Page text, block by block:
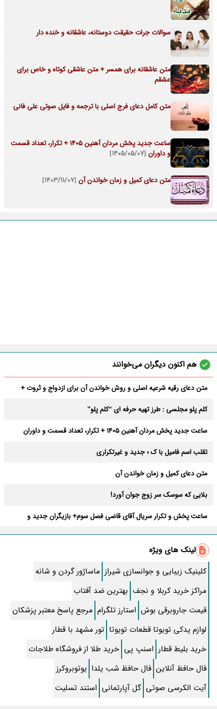
سوالات جرات حقیقت دوستانه، عاشقانه و خنده دار
متن عاشقانه برای همسر + متن عاشقی کوتاه و خاص برای
عشقم
متن کامل دعای فرج اصلی با ترجمه و فایل صوتی علی فانی
ساعت جدید پخش مردان آهنین 1405 + تکرار، تعداد قسمت
و داوران [۱۴۰۵/۰۵/۰۷]
متن دعای کمیل و زمان خواندن آن [۱۴۰۳/۱۱/۰۷]
هم اکنون دیگران می‌خوانند
متن دعای رقیه شرعیه اصلی و روش خواندن آن برای ازدواج و ثروت +
کلم پلو مجلسی : طرز تهیه حرفه ای “کلم پلو”
ساعت جدید پخش مردان آهنین 1405 + تکرار، تعداد قسمت و داوران
تقلب اسم فامیل با ک ؛ جدید و غیرتکراری
متن دعای کمیل و زمان خواندن آن
بلایی که سوسک سر زوج جوان آورد!
ساعت پخش و تکرار سریال آقای قاضی فصل سوم+ بازیگران جدید و
طرز تهیه سالاد ماکارونی خانگی خوشمزه و لذیذ + آموزش تصویری
طرز تهیه پاستا با سس آلفردو و مرغ فوری + آموزش تصویری پنه
جواب کامل اسم فامیل با “س”
ماه قرمز نشانه آخر دنیا در آسمان ظاهر شد !
جملات زیبا برای بهترین پدر دنیا
معجزات سوره توحید در برآورده شدن سریع حاجت
سریال نگین ارباب از چه شبکه ای پخش میشود؟ + تکرار و بازیگران
تقلب اسم فامیل سخت با حرف “چ”
لینک های ویژه
کلینیک زیبایی و جوانسازی شیراز ماساژور گردن و شانه
مراکز خرید کربلا و نجف بهترین ضد آفتاب
قیمت جاروبرقی بوش استارز تلگرام مرجع پاسخ معتبر پزشکان
لوازم یدکی تویوتا قطعات تویوتا تور مشهد با قطار
خرید بلیط قطار اسنپ پی خرید طلا از فروشگاه طلاجات
فال حافظ آنلاین فال حافظ شب یلدا یوتوبروکرز
آیت الکرسی صوتی گل آپارتمانی استند تسلیت